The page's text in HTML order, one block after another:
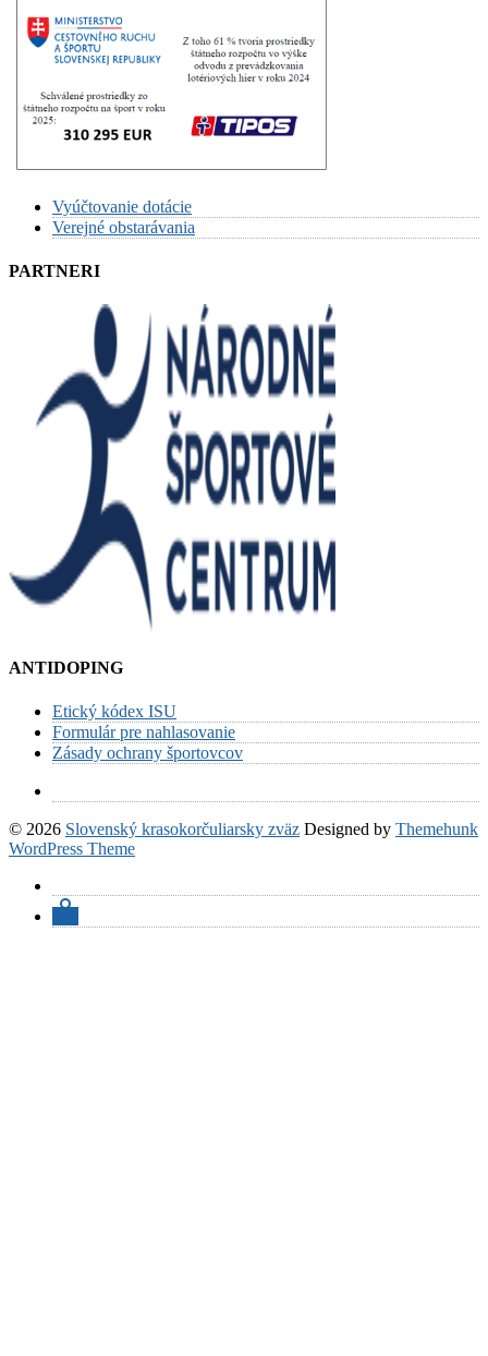
Vyúčtovanie dotácie
Verejné obstarávania
PARTNERI
ANTIDOPING
Etický kódex ISU
Formulár pre nahlasovanie
Zásady ochrany športovcov
© 2026 Slovenský krasokorčuliarsky zväz Designed by Themehunk
WordPress Theme